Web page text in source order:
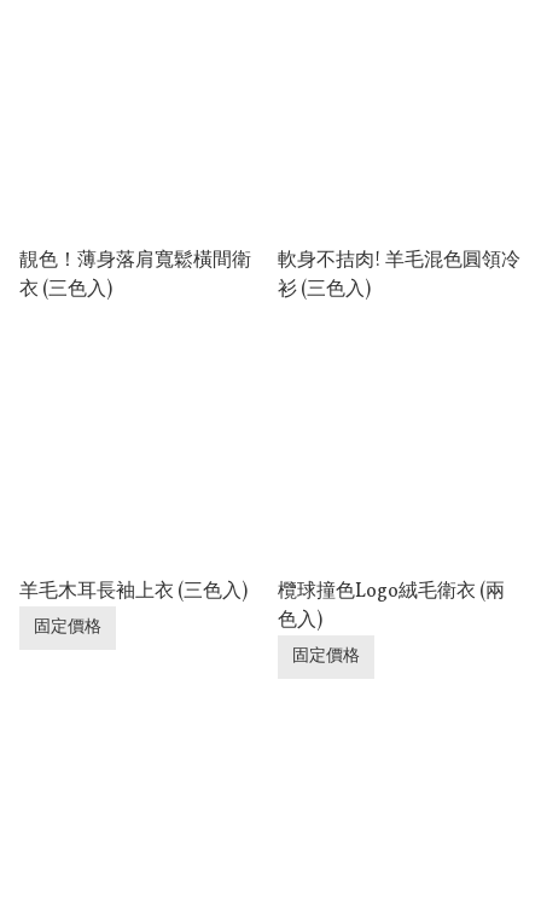
靚色！薄身落肩寬鬆橫間衛
衣 (三色入)
軟身不拮肉! 羊毛混色圓領冷
衫 (三色入)
羊毛木耳長袖上衣 (三色入)
固定價格
欖球撞色Logo絨毛衛衣 (兩
色入)
固定價格